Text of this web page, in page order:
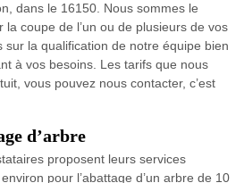
dans le 16150. Nous sommes le
coupe de l’un ou de plusieurs de vos
la qualification de notre équipe bien
à vos besoins. Les tarifs que nous
vous pouvez nous contacter, c’est
d’arbre
proposent leurs services
pour l’abattage d’un arbre de 10